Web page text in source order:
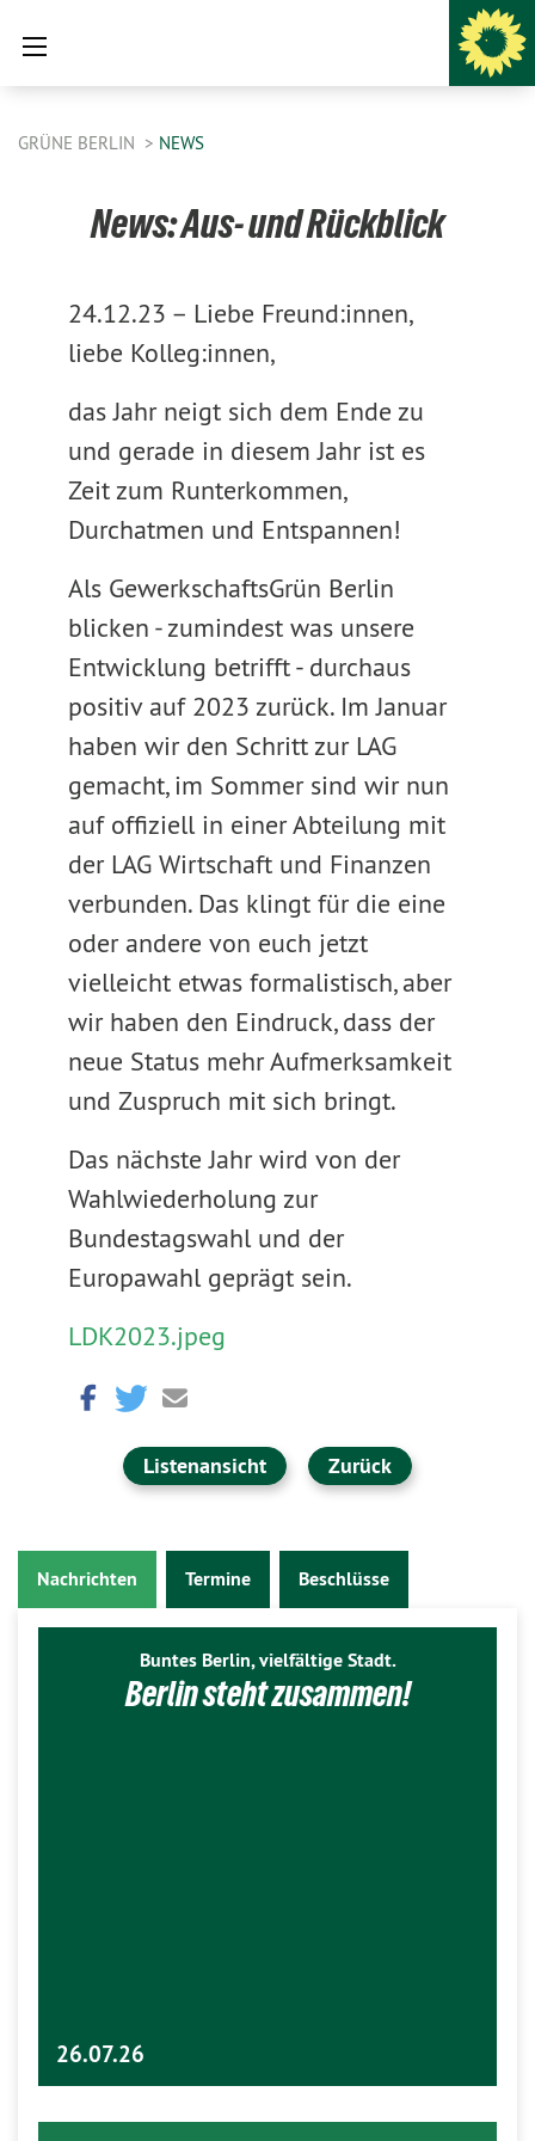
GRÜNE BERLIN NEWS
News: Aus- und Rückblick
24.12.23 – Liebe Freund:innen,
liebe Kolleg:innen,
das Jahr neigt sich dem Ende zu
und gerade in diesem Jahr ist es
Zeit zum Runterkommen,
Durchatmen und Entspannen!
Als GewerkschaftsGrün Berlin
blicken - zumindest was unsere
Entwicklung betrifft - durchaus
positiv auf 2023 zurück. Im Januar
haben wir den Schritt zur LAG
gemacht, im Sommer sind wir nun
auf offiziell in einer Abteilung mit
der LAG Wirtschaft und Finanzen
verbunden. Das klingt für die eine
oder andere von euch jetzt
vielleicht etwas formalistisch, aber
wir haben den Eindruck, dass der
neue Status mehr Aufmerksamkeit
und Zuspruch mit sich bringt.
Das nächste Jahr wird von der
Wahlwiederholung zur
Bundestagswahl und der
Europawahl geprägt sein.
LDK2023.jpeg
Listenansicht Zurück
Nachrichten Termine Beschlüsse
Buntes Berlin, vielfältige Stadt.
Berlin steht zusammen!
26.07.26